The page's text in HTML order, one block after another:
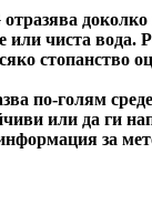
отразява
чиста вода.
стопанство
по-голям
или да ги
за